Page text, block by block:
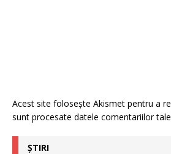
Acest site folosește Akismet pentru a
sunt procesate datele comentariilor tale
ȘTIRI